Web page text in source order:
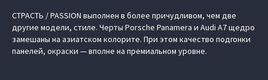
СТРАСТЬ / PASSION выполнен в более причудливом, чем две
другие модели, стиле. Черты Porsche Panamera и Audi A7 щедро
замешаны на азиатском колорите. При этом качество подгонки
панелей, окраски — вполне на премиальном уровне.